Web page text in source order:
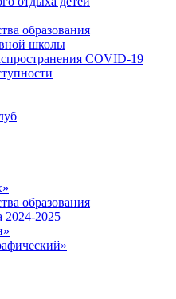
образования
школы
COVID-19
образования
2024-2025